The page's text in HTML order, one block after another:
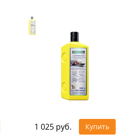
1 025 руб.
Купить